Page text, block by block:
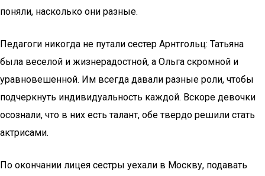
поняли, насколько они разные.
Педагоги никогда не путали сестер Арнтгольц: Татьяна
была веселой и жизнерадостной, а Ольга скромной и
уравновешенной. Им всегда давали разные роли, чтобы
подчеркнуть индивидуальность каждой. Вскоре девочки
осознали, что в них есть талант, обе твердо решили стать
актрисами.
По окончании лицея сестры уехали в Москву, подавать